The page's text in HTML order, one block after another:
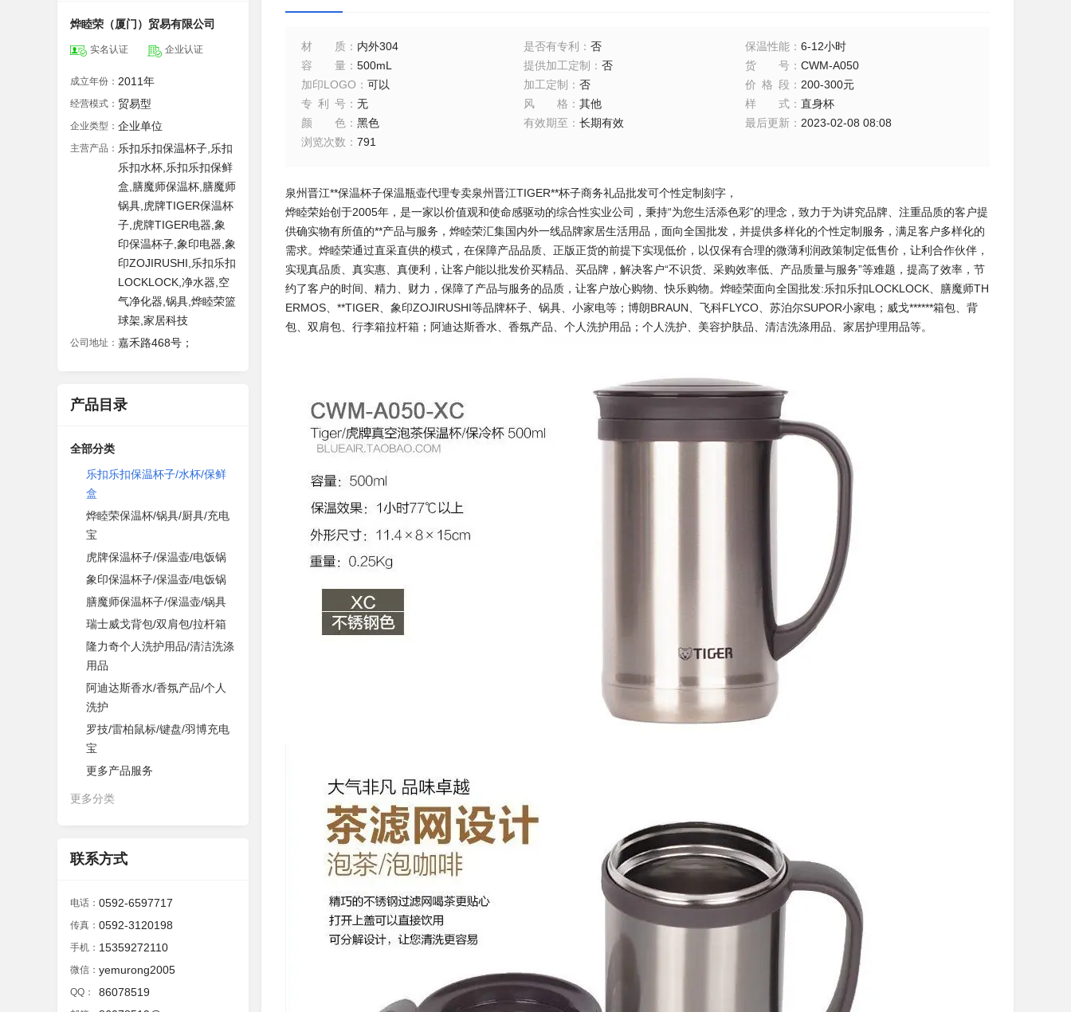
烨睦荣（厦门）贸易有限公司
实名认证 企业认证
成立年份： 2011年
经营模式： 贸易型
企业类型： 企业单位
主营产品： 乐扣乐扣保温杯子,乐扣
乐扣水杯,乐扣乐扣保鲜
盒,膳魔师保温杯,膳魔师
锅具,虎牌TIGER保温杯
子,虎牌TIGER电器,象
印保温杯子,象印电器,象
印ZOJIRUSHI,乐扣乐扣
LOCKLOCK,净水器,空
气净化器,锅具,烨睦荣篮
球架,家居科技
公司地址： 嘉禾路468号；
产品目录
全部分类
乐扣乐扣保温杯子/水杯/保鲜
盒
烨睦荣保温杯/锅具/厨具/充电
宝
虎牌保温杯子/保温壶/电饭锅
象印保温杯子/保温壶/电饭锅
膳魔师保温杯子/保温壶/锅具
瑞士威戈背包/双肩包/拉杆箱
隆力奇个人洗护用品/清洁洗涤
用品
阿迪达斯香水/香氛产品/个人
洗护
罗技/雷柏鼠标/键盘/羽博充电
宝
更多产品服务
更多分类
联系方式
电话： 0592-6597717
传真： 0592-3120198
手机： 15359272110
微信： yemurong2005
QQ： 86078519
材质 ： 内外304 是否有专利 ： 否 保温性能 ：6-12小时
容量 ： 500mL 提供加工定制 ： 否 货号 ：CWM-A050
加印LOGO ： 可以 加工定制 ： 否 价格段 ： 200-300元
专利号 ： 无 风格 ： 其他 样式 ：直身杯
颜色 ： 黑色 有效期至 ： 长期有效 最后更新 ： 2023-02-08 08:08
浏览次数 ： 791
泉州晋江**保温杯子保温瓶壶代理专卖泉州晋江TIGER**杯子商务礼品批发可个性定制刻字，
烨睦荣始创于2005年，是一家以价值观和使命感驱动的综合性实业公司，秉持“为您生活添色彩”的理念，致力于为讲究品牌、注重品质的客户提
供确实物有所值的**产品与服务，烨睦荣汇集国内外一线品牌家居生活用品，面向全国批发，并提供多样化的个性定制服务，满足客户多样化的
需求。烨睦荣通过直采直供的模式，在保障产品品质、正版正货的前提下实现低价，以仅保有合理的微薄利润政策制定低售价，让利合作伙伴，
实现真品质、真实惠、真便利，让客户能以批发价买精品、买品牌，解决客户“不识货、采购效率低、产品质量与服务”等难题，提高了效率，节
约了客户的时间、精力、财力，保障了产品与服务的品质，让客户放心购物、快乐购物。烨睦荣面向全国批发:乐扣乐扣LOCKLOCK、膳魔师TH
ERMOS、**TIGER、象印ZOJIRUSHI等品牌杯子、锅具、小家电等；博朗BRAUN、飞科FLYCO、苏泊尔SUPOR小家电；威戈******箱包、背
包、双肩包、行李箱拉杆箱；阿迪达斯香水、香氛产品、个人洗护用品；个人洗护、美容护肤品、清洁洗涤用品、家居护理用品等。